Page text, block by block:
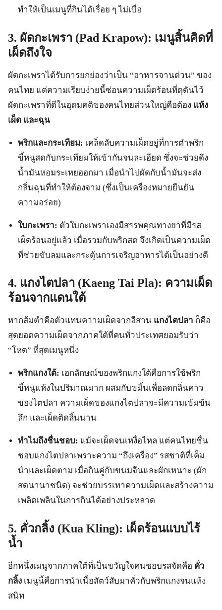
ทำให้เป็นเมนูที่กินได้เรื่อย ๆ ไม่เบื่อ
3. ผัดกะเพรา (Pad Krapow): เมนูสิ้นคิดที่
เผ็ดถึงใจ
ผัดกะเพราได้รับการยกย่องว่าเป็น “อาหารจานด่วน” ของ
คนไทย แต่ความเรียบง่ายนี้ซ่อนความเผ็ดร้อนที่ดุดันไว้
ผัดกะเพราที่ดีในอุดมคติของคนไทยส่วนใหญ่คือต้อง แห้ง
เผ็ด และฉุน
พริกและกระเทียม: เคล็ดลับความเผ็ดอยู่ที่การตำพริก
ขี้หนูสดกับกระเทียมให้เข้ากันจนละเอียด ซึ่งจะช่วยดึง
น้ำมันหอมระเหยออกมา เมื่อนำไปผัดกับน้ำมันจะส่ง
กลิ่นฉุนที่ทำให้ต้องจาม (ซึ่งเป็นเครื่องหมายยืนยัน
ความอร่อย)
ใบกะเพรา: ตัวใบกะเพราเองมีสรรพคุณทางยาที่มีรส
เผ็ดร้อนอยู่แล้ว เมื่อรวมกับพริกสด จึงเกิดเป็นความเผ็ด
ที่ช่วยขับลมและกระตุ้นการเจริญอาหารได้เป็นอย่างดี
4. แกงไตปลา (Kaeng Tai Pla): ความเผ็ด
ร้อนจากแดนใต้
หากส้มตำคือตัวแทนความเผ็ดจากอีสาน แกงไตปลา ก็คือ
สุดยอดความเผ็ดจากภาคใต้ที่คนทั่วประเทศยอมรับว่า
“โหด” ที่สุดเมนูหนึ่ง
พริกแกงใต้: เอกลักษณ์ของพริกแกงใต้คือการใช้พริก
ขี้หนูแห้งในปริมาณมาก ผสมกับขมิ้นเพื่อลดกลิ่นคาว
ของไตปลา ความเผ็ดของแกงไตปลาจะมีความเข้มข้น
ลึก และเผ็ดติดลิ้นนาน
ทำไมถึงชื่นชอบ: แม้จะเผ็ดจนเหงื่อไหล แต่คนไทยชื่น
ชอบแกงไตปลาเพราะความ “ถึงเครื่อง” รสชาติที่เค็ม
นำและเผ็ดตาม เมื่อกินคู่กับขนมจีนและผักเหนาะ (ผัก
สดนานาชนิด) จะช่วยบรรเทาความเผ็ดและสร้างความ
เพลิดเพลินในการกินได้อย่างประหลาด
5. คั่วกลิ้ง (Kua Kling): เผ็ดร้อนแบบไร้
น้ำ
อีกหนึ่งเมนูจากภาคใต้ที่เป็นขวัญใจคนชอบรสจัดคือ คั่ว
กลิ้ง เมนูนี้คือการนำเนื้อสัตว์สับมาคั่วกับพริกแกงจนแห้ง
สนิท